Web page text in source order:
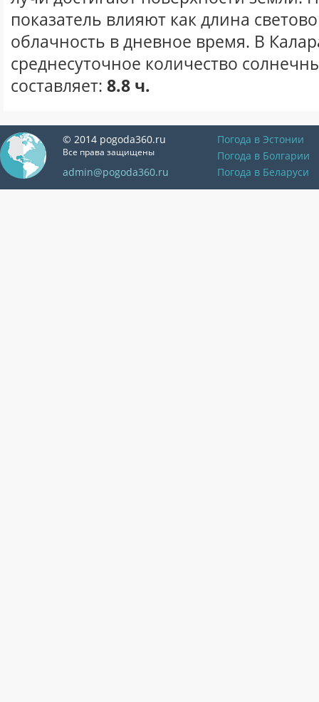
показатель влияют как длина
облачность в дневное время. В
среднесуточное количество
составляет: 8.8 ч.
© 2014 pogoda360.ru
Все права защищены
admin@pogoda360.ru
Погода в Эстонии
Погода в Болгарии
Погода в Беларуси